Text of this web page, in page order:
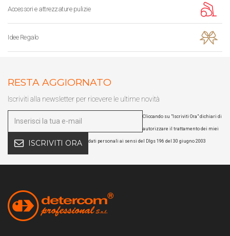
Accessori e attrezzature pulizie
Idee Regalo
RESTA AGGIORNATO
Iscriviti alla newsletter per ricevere le ultime novità
ISCRIVITI ORA
Cliccando su "Iscriviti Ora" dichiari di
autorizzare il trattamento dei miei
dati personali ai sensi del Dlgs 196 del 30 giugno 2003